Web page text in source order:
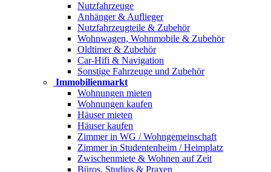
Nutzfahrzeuge
Anhänger & Auflieger
Nutzfahrzeugteile & Zubehör
Wohnwagen, Wohnmobile & Zubehör
Oldtimer & Zubehör
Car-Hifi & Navigation
Sonstige Fahrzeuge und Zubehör
Immobilienmarkt
Wohnungen mieten
Wohnungen kaufen
Häuser mieten
Häuser kaufen
Zimmer in WG / Wohngemeinschaft
Zimmer in Studentenheim / Heimplatz
Zwischenmiete & Wohnen auf Zeit
Büros, Studios & Praxen